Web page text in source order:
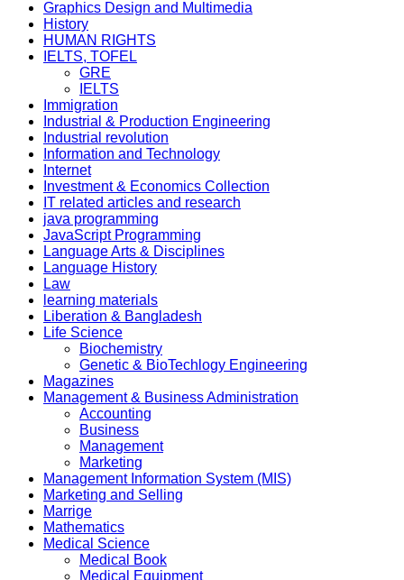
Graphics Design and Multimedia
History
HUMAN RIGHTS
IELTS, TOFEL
GRE
IELTS
Immigration
Industrial & Production Engineering
Industrial revolution
Information and Technology
Internet
Investment & Economics Collection
IT related articles and research
java programming
JavaScript Programming
Language Arts & Disciplines
Language History
Law
learning materials
Liberation & Bangladesh
Life Science
Biochemistry
Genetic & BioTechlogy Engineering
Magazines
Management & Business Administration
Accounting
Business
Management
Marketing
Management Information System (MIS)
Marketing and Selling
Marrige
Mathematics
Medical Science
Medical Book
Medical Equipment